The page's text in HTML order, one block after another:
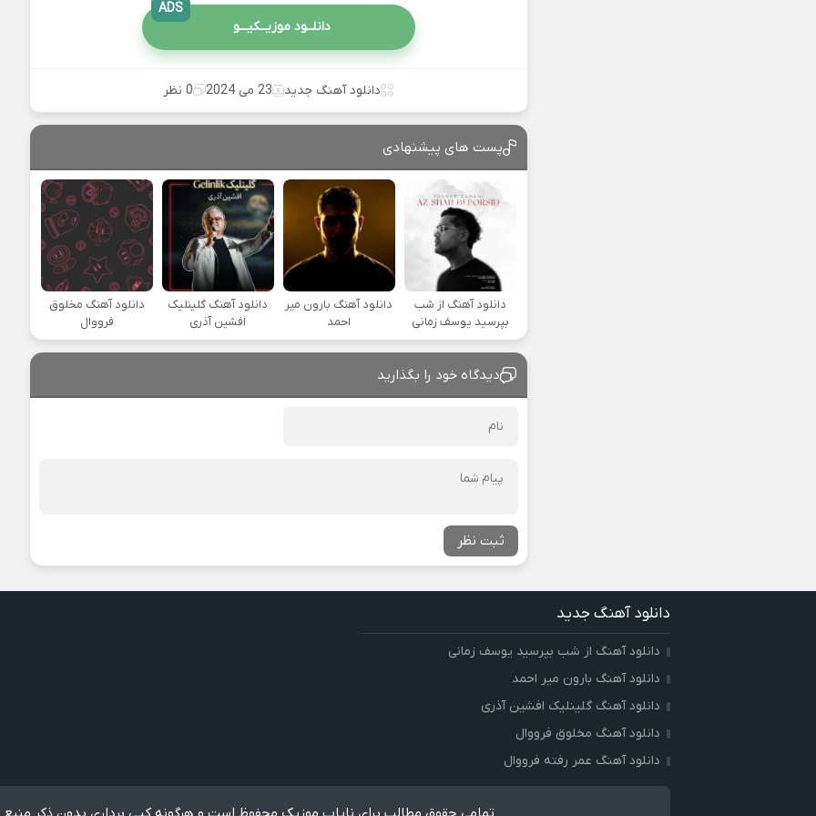
دانلــود موزیــکیـــو
ADS
دانلود آهنگ جدید 23 می 2024 0 نظر
پست های پیشنهادی
دانلود آهنگ از شب
بپرسید یوسف زمانی
دانلود آهنگ بارون میر
احمد
دانلود آهنگ گلینلیک
افشین آذری
دانلود آهنگ مخلوق
فرووال
دیدگاه خود را بگذارید
ثبت نظر
دانلود آهنگ جدید
دانلود آهنگ از شب بپرسید یوسف زمانی
دانلود آهنگ بارون میر احمد
دانلود آهنگ گلینلیک افشین آذری
دانلود آهنگ مخلوق فرووال
دانلود آهنگ عمر رفته فرووال